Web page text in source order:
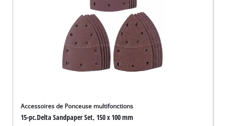
Accessoires de Ponceuse multifonctions
15-pc.Delta Sandpaper Set, 150 x 100 mm